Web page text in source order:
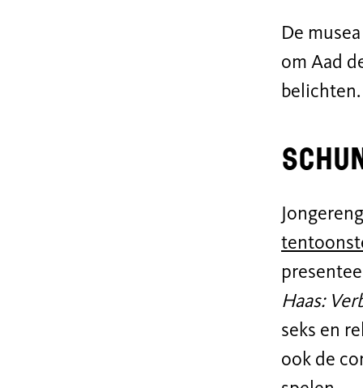
De
om Aad
Haas:
seks en
ook de